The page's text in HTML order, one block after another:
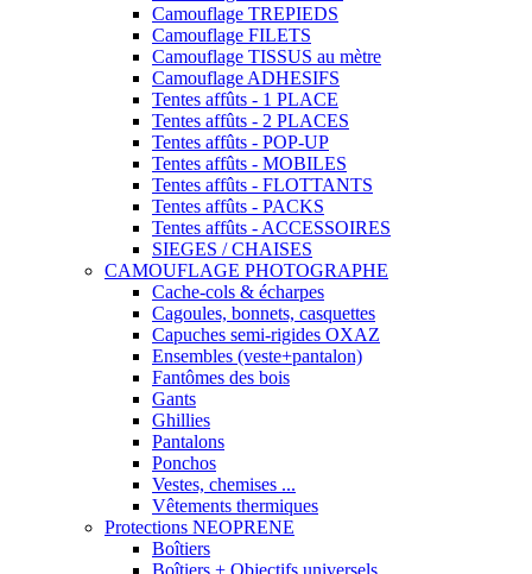
Camouflage TREPIEDS
Camouflage FILETS
Camouflage TISSUS au mètre
Camouflage ADHESIFS
Tentes affûts - 1 PLACE
Tentes affûts - 2 PLACES
Tentes affûts - POP-UP
Tentes affûts - MOBILES
Tentes affûts - FLOTTANTS
Tentes affûts - PACKS
Tentes affûts - ACCESSOIRES
SIEGES / CHAISES
CAMOUFLAGE PHOTOGRAPHE
Cache-cols & écharpes
Cagoules, bonnets, casquettes
Capuches semi-rigides OXAZ
Ensembles (veste+pantalon)
Fantômes des bois
Gants
Ghillies
Pantalons
Ponchos
Vestes, chemises ...
Vêtements thermiques
Protections NEOPRENE
Boîtiers
Boîtiers + Objectifs universels